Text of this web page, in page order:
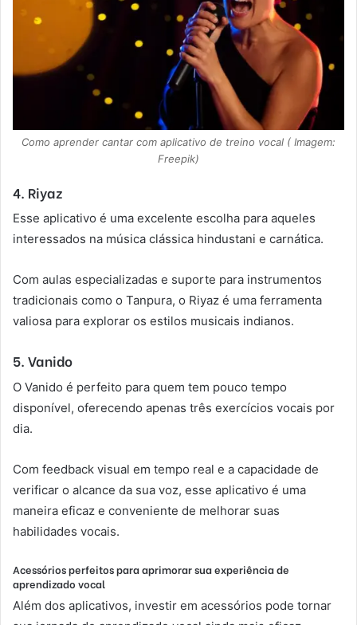
Como aprender cantar com aplicativo de treino vocal ( Imagem:
Freepik)
4. Riyaz
Esse aplicativo é uma excelente escolha para aqueles
interessados na música clássica hindustani e carnática.
Com aulas especializadas e suporte para instrumentos
tradicionais como o Tanpura, o Riyaz é uma ferramenta
valiosa para explorar os estilos musicais indianos.
5. Vanido
O Vanido é perfeito para quem tem pouco tempo
disponível, oferecendo apenas três exercícios vocais por
dia.
Com feedback visual em tempo real e a capacidade de
verificar o alcance da sua voz, esse aplicativo é uma
maneira eficaz e conveniente de melhorar suas
habilidades vocais.
Acessórios perfeitos para aprimorar sua experiência de
aprendizado vocal
Além dos aplicativos, investir em acessórios pode tornar